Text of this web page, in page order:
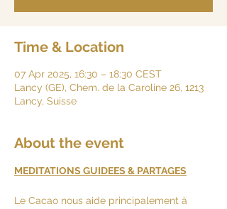
Time & Location
07 Apr 2025, 16:30 – 18:30 CEST
Lancy (GE), Chem. de la Caroline 26, 1213
Lancy, Suisse
About the event
MEDITATIONS GUIDEES & PARTAGES
Le Cacao nous aide principalement à